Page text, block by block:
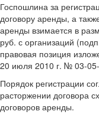
Госпошлина за
договору аренды, а
аренды взимается в
руб. с организаций
правовая позиция
20 июля 2010 г. № 03-
Порядок регистрации
расторжении договора
договоров аренды.